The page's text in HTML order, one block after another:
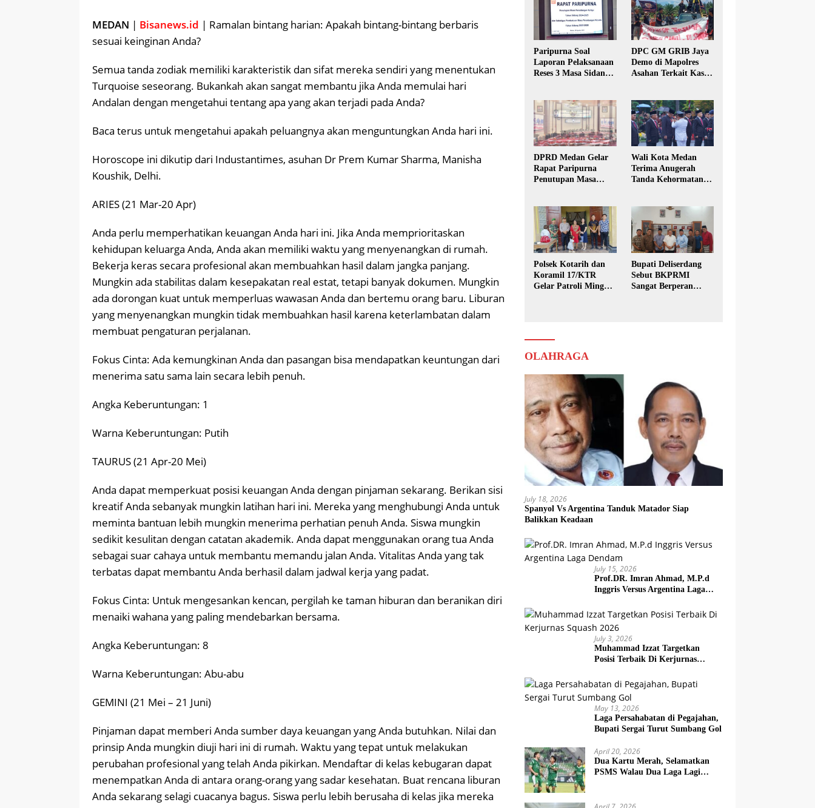
MEDAN | Bisanews.id | Ramalan bintang harian: Apakah bintang-bintang berbaris
sesuai keinginan Anda?
Semua tanda zodiak memiliki karakteristik dan sifat mereka sendiri yang menentukan
Turquoise seseorang. Bukankah akan sangat membantu jika Anda memulai hari
Andalan dengan mengetahui tentang apa yang akan terjadi pada Anda?
Baca terus untuk mengetahui apakah peluangnya akan menguntungkan Anda hari ini.
Horoscope ini dikutip dari Industantimes, asuhan Dr Prem Kumar Sharma, Manisha
Koushik, Delhi.
ARIES (21 Mar-20 Apr)
Anda perlu memperhatikan keuangan Anda hari ini. Jika Anda memprioritaskan
kehidupan keluarga Anda, Anda akan memiliki waktu yang menyenangkan di rumah.
Bekerja keras secara profesional akan membuahkan hasil dalam jangka panjang.
Mungkin ada stabilitas dalam kesepakatan real estat, tetapi banyak dokumen. Mungkin
ada dorongan kuat untuk memperluas wawasan Anda dan bertemu orang baru. Liburan
yang menyenangkan mungkin tidak membuahkan hasil karena keterlambatan dalam
membuat pengaturan perjalanan.
Fokus Cinta: Ada kemungkinan Anda dan pasangan bisa mendapatkan keuntungan dari
menerima satu sama lain secara lebih penuh.
Angka Keberuntungan: 1
Warna Keberuntungan: Putih
TAURUS (21 Apr-20 Mei)
Anda dapat memperkuat posisi keuangan Anda dengan pinjaman sekarang. Berikan sisi
kreatif Anda sebanyak mungkin latihan hari ini. Mereka yang menghubungi Anda untuk
meminta bantuan lebih mungkin menerima perhatian penuh Anda. Siswa mungkin
sedikit kesulitan dengan catatan akademik. Anda dapat menggunakan orang tua Anda
sebagai suar cahaya untuk membantu memandu jalan Anda. Vitalitas Anda yang tak
terbatas dapat membantu Anda berhasil dalam jadwal kerja yang padat.
Fokus Cinta: Untuk mengesankan kencan, pergilah ke taman hiburan dan beranikan diri
menaiki wahana yang paling mendebarkan bersama.
Angka Keberuntungan: 8
Warna Keberuntungan: Abu-abu
GEMINI (21 Mei – 21 Juni)
Pinjaman dapat memberi Anda sumber daya keuangan yang Anda butuhkan. Nilai dan
prinsip Anda mungkin diuji hari ini di rumah. Waktu yang tepat untuk melakukan
perubahan profesional yang telah Anda pikirkan. Mendaftar di kelas kebugaran dapat
menempatkan Anda di antara orang-orang yang sadar kesehatan. Buat rencana liburan
Anda sekarang selagi cuacanya bagus. Siswa perlu lebih berusaha di kelas jika mereka
Paripurna Soal
Laporan Pelaksanaan
Reses 3 Masa Sidang
DPC GM GRIB Jaya
Demo di Mapolres
Asahan Terkait Kasus
DPRD Medan Gelar
Rapat Paripurna
Penutupan Masa
Wali Kota Medan
Terima Anugerah
Tanda Kehormatan
Polsek Kotarih dan
Koramil 17/KTR
Gelar Patroli Minggu
Bupati Deliserdang
Sebut BKPRMI
Sangat Berperan
OLAHRAGA
July 18, 2026
Spanyol Vs Argentina Tanduk Matador Siap
Balikkan Keadaan
July 15, 2026
Prof.DR. Imran Ahmad, M.P.d
Inggris Versus Argentina Laga
July 3, 2026
Muhammad Izzat Targetkan
Posisi Terbaik Di Kerjurnas
May 13, 2026
Laga Persahabatan di Pegajahan,
Bupati Sergai Turut Sumbang Gol
April 20, 2026
Dua Kartu Merah, Selamatkan
PSMS Walau Dua Laga Lagi